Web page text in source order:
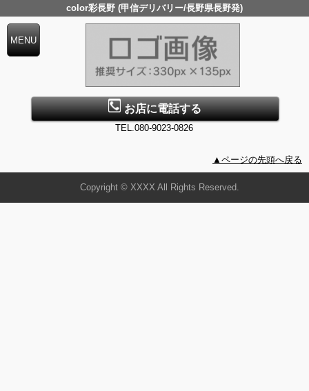
color彩長野 (甲信デリバリー/長野県長野発)
お店に電話する
TEL.080-9023-0826
▲ページの先頭へ戻る
Copyright © XXXX All Rights Reserved.